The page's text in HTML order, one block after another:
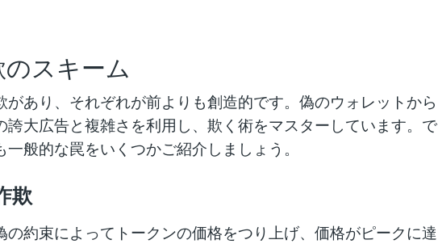
スキーム
あり、それぞれが前よりも創造的です。偽のウォレットから
大広告と複雑さを利用し、欺く術をマスターしています。で
般的な罠をいくつかご紹介しましょう。
欺
約束によってトークンの価格をつり上げ、価格がピークに達